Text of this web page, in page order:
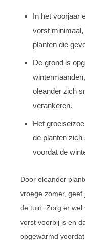
In het voorjaar
vorst
planten die
De grond is
oleander zich
verankeren.
Het
de planten zich
voordat de
Door oleander
vroege zomer,
de tuin. Zorg er wel
vorst voorbij is en
opgewarmd